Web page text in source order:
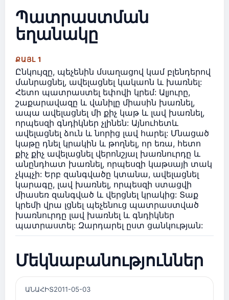
Պատրաստման
եղանակը
ՔԱՅԼ 1
Ընկույզը, պեչենին մսաղացով կամ բլենդերով
մանրացնել, ավելացնել կակաոն և խառնել:
Հետո պատրաստել եփովի կրեմ: Ալյուրը,
շաքարավազը և վանիլը միասին խառնել,
ապա ավելացնել մի քիչ կաթ և լավ խառնել,
որպեսզի գնդիկներ չլինեն: Այնուհետև
ավելացնել ձուն և նորից լավ հարել: Մնացած
կաթը դնել կրակին և թողնել, որ եռա, հետո
քիչ քիչ ավելացնել վերոնշյալ խառնուրդը և
անընդհատ խառնել, որպեսզի կաթսայի տակ
չկպչի: Երբ զանգվածը կտանա, ավելացնել
կարագը, լավ խառնել, որպեսզի ստացվի
միասեռ զանգված և վերցնել կրակից: Տաք
կրեմի վրա լցնել պեչենուց պատրաստված
խառնուրդը լավ խառնել և գնդիկներ
պատրաստել: Զարդարել ըստ ցանկության:
Մեկնաբանություններ
ԱՆԱՀԻՏ2011-05-03